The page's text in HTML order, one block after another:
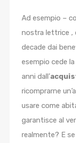
Ad esempio –
nostra lettrice ,
decade dai
esempio cede la
anni dall’
ricomprarne
usare come
garantisce al
realmente? E